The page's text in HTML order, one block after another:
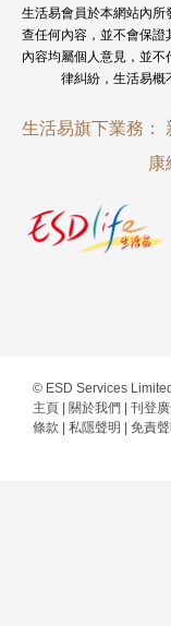
生活易會員於本網站內所
查任何內容，並不會保
內容均屬個人意見，並
律糾紛，生活易概
生活易旗下業務：
康
© ESD Services
主頁 | 關於我們 | 刊登
條款 | 私隱聲明 | 免責